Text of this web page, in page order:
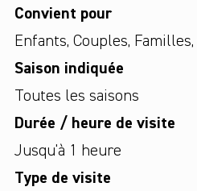
Convient pour
Enfants, Couples, Familles,
Saison indiquée
Toutes les saisons
Durée / heure de visite
Jusqu'à 1 heure
Type de visite